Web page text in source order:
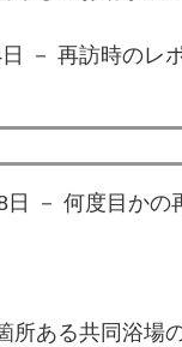
－ 再訪時のレ
日 － 何度目かの
所ある共同浴場